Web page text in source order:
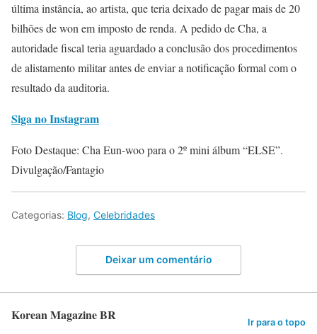
última instância, ao artista, que teria deixado de pagar mais de 20
bilhões de won em imposto de renda. A pedido de Cha, a
autoridade fiscal teria aguardado a conclusão dos procedimentos
de alistamento militar antes de enviar a notificação formal com o
resultado da auditoria.
Siga no Instagram
Foto Destaque: Cha Eun-woo para o 2º mini álbum “ELSE”.
Divulgação/Fantagio
Categorias: Blog, Celebridades
Deixar um comentário
Korean Magazine BR Ir para o topo